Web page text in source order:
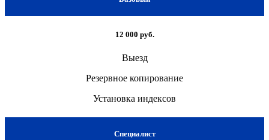
12 000 руб.
Выезд
Резервное копирование
Установка индексов
Специалист